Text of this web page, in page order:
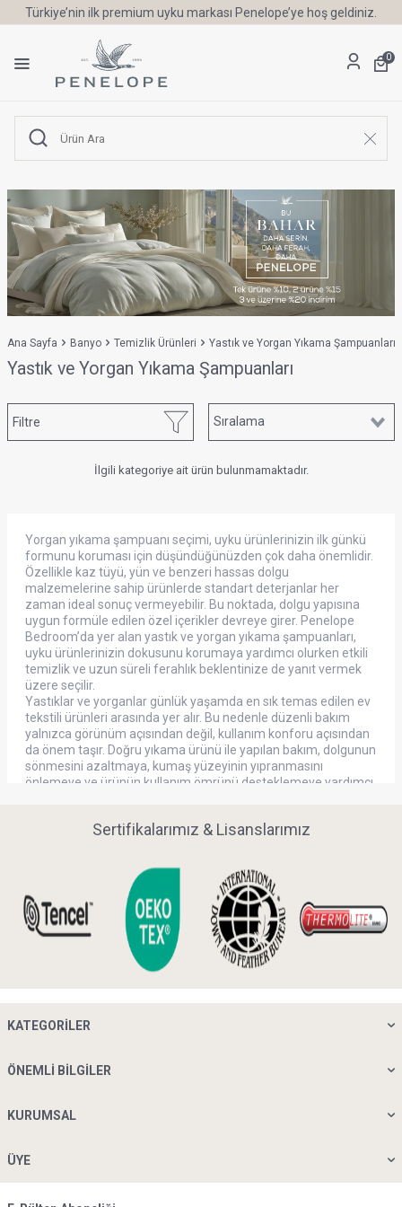
Türkiye’nin ilk premium uyku markası Penelope’ye hoş geldiniz.
0
Ana Sayfa Banyo Temizlik Ürünleri Yastık ve Yorgan Yıkama Şampuanları
Yastık ve Yorgan Yıkama Şampuanları
Filtre
İlgili kategoriye ait ürün bulunmamaktadır.
Yorgan yıkama şampuanı seçimi, uyku ürünlerinizin ilk günkü
formunu koruması için düşündüğünüzden çok daha önemlidir.
Özellikle kaz tüyü, yün ve benzeri hassas dolgu
malzemelerine sahip ürünlerde standart deterjanlar her
zaman ideal sonuç vermeyebilir. Bu noktada, dolgu yapısına
uygun formüle edilen özel içerikler devreye girer. Penelope
Bedroom’da yer alan yastık ve yorgan yıkama şampuanları,
uyku ürünlerinizin dokusunu korumaya yardımcı olurken etkili
temizlik ve uzun süreli ferahlık beklentinize de yanıt vermek
üzere seçilir.
Yastıklar ve yorganlar günlük yaşamda en sık temas edilen ev
tekstili ürünleri arasında yer alır. Bu nedenle düzenli bakım
yalnızca görünüm açısından değil, kullanım konforu açısından
da önem taşır. Doğru yıkama ürünü ile yapılan bakım, dolgunun
sönmesini azaltmaya, kumaş yüzeyinin yıpranmasını
önlemeye ve ürünün kullanım ömrünü desteklemeye yardımcı
Birçok kişiyastık
ve yorgan temizliğinde standart çamaşır
deterjanı kullanmayı yeterli görür. Oysa hassas dolgu
malzemeleri, klasik deterjanların yoğun yapısından olumsuz
etkilenebilir. Yanlış ürün seçimi; dolgunun topaklanmasına,
sunar.
yardımcı olur.
Sertifikalarımız & Lisanslarımız
KATEGORILER
ÖNEMLI BILGILER
KURUMSAL
ÜYE